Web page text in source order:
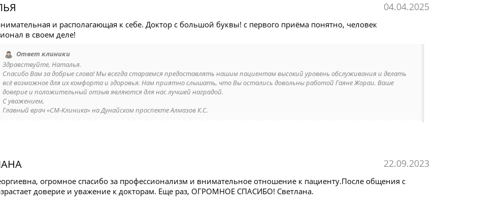
04.04.2025
и располагающая к себе. Доктор с большой буквы! с первого приёма понятно, человек
в своем деле!
Ответ клиники
Здравствуйте, Наталья.
Спасибо Вам за добрые слова! Мы всегда стараемся предоставлять нашим пациентам высокий уровень обслуживания и делать
всё возможное для их комфорта и здоровья. Нам приятно слышать, что Вы остались довольны работой Гаяне Жораи. Ваше
доверие и положительный отзыв являются для нас лучшей наградой.
С уважением,
Главный врач «СМ-Клиника» на Дунайском проспекте Алмазов К.С.
22.09.2023
огромное спасибо за профессионализм и внимательное отношение к пациенту.После общения с
доверие и уважение к докторам. Еще раз, ОГРОМНОЕ СПАСИБО! Светлана.